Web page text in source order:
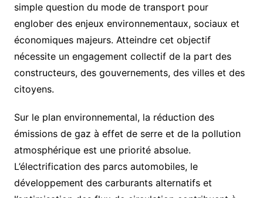
simple question du mode de transport pour
englober des enjeux environnementaux, sociaux et
économiques majeurs. Atteindre cet objectif
nécessite un engagement collectif de la part des
constructeurs, des gouvernements, des villes et des
citoyens.
Sur le plan environnemental, la réduction des
émissions de gaz à effet de serre et de la pollution
atmosphérique est une priorité absolue.
L’électrification des parcs automobiles, le
développement des carburants alternatifs et